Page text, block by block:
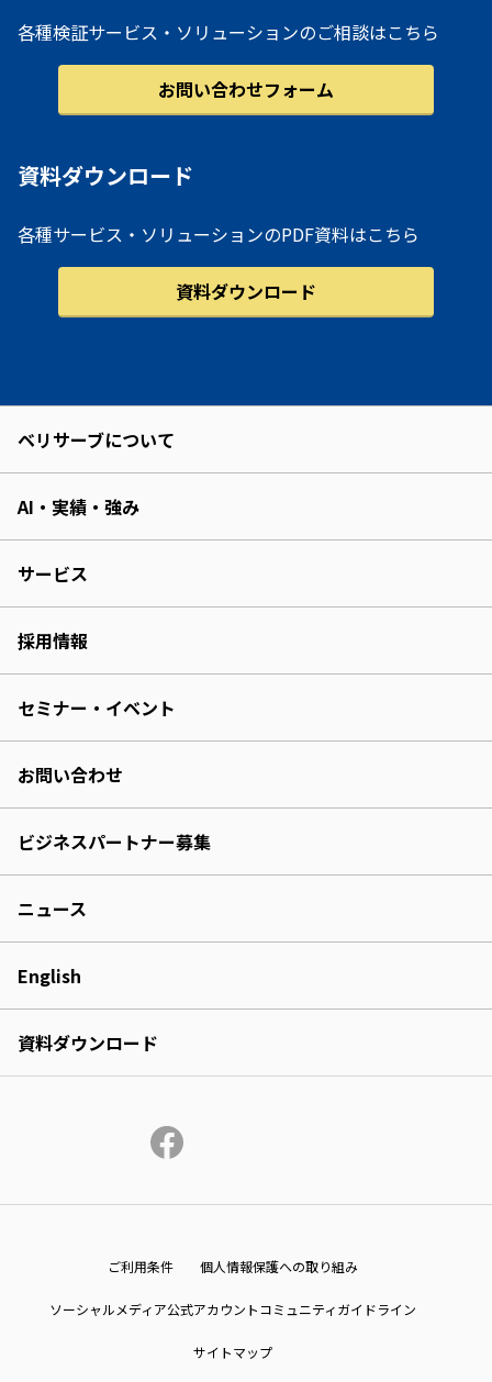
各種検証サービス・ソリューションのご相談はこちら
お問い合わせフォーム
資料ダウンロード
各種サービス・ソリューションのPDF資料はこちら
資料ダウンロード
ベリサーブについて
AI・実績・強み
サービス
採用情報
セミナー・イベント
お問い合わせ
ビジネスパートナー募集
ニュース
English
資料ダウンロード
ご利用条件 個人情報保護への取り組み
ソーシャルメディア公式アカウントコミュニティガイドライン
サイトマップ